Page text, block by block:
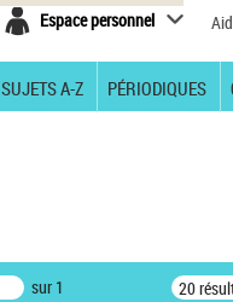
Espace personnel
SUJETS A-Z PÉRIODIQUES
sur 1 20